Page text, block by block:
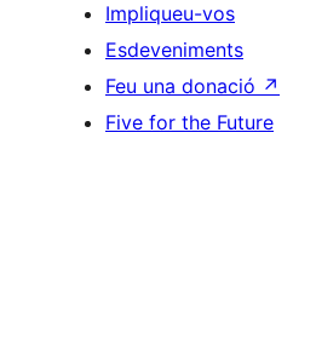
Impliqueu-vos
Esdeveniments
Feu una donació ↗
Five for the Future